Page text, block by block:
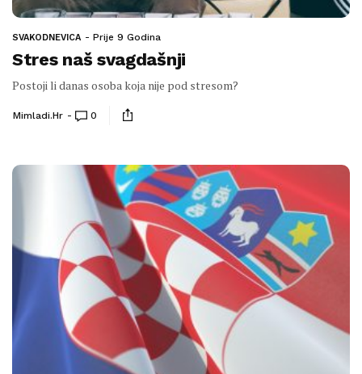
SVAKODNEVICA Prije 9 Godina
Stres naš svagdašnji
Postoji li danas osoba koja nije pod stresom?
Mimladi.hr 0